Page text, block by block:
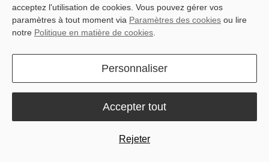
Construction Numérique FJD Devis gratuit
Défis de l’excavation traditionnelle
acceptez l'utilisation de cookies. Vous pouvez gérer vos
paramètres à tout moment via Paramètres des cookies ou lire
notre Politique en matière de cookies
Personnaliser
Rejeter
Accepter tout